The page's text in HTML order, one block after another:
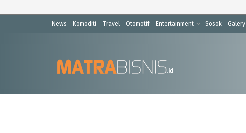
News Komoditi Travel Otomotif Entertainment Sosok Galery